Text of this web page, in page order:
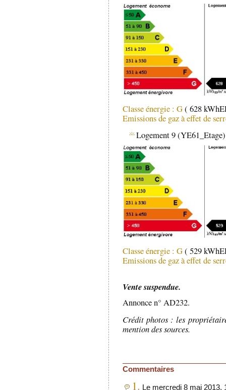
Classe énergie : G( 628
Emissions de gaz à effet de
Logement 9
Classe énergie : G( 529
Emissions de gaz à effet de
Vente suspendue.
Annonce n° AD232.
Crédit photos : les
mention des sources.
Commentaires
1. Le mercredi 8 mai 2013,